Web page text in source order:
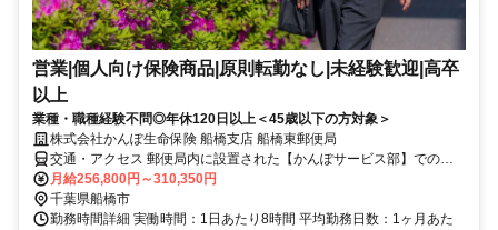
営業|個人向け保険商品|原則転勤なし|未経験歓迎|高卒
以上
業種・職種経験不問◎年休120日以上＜45歳以下の方対象＞
株式会社かんぽ生命保険 船橋支店 船橋東郵便局
交通・アクセス 郵便局内に設置された【かんぽサービス部】での勤
務となります
月給256,800円～310,350円
千葉県船橋市
勤務時間詳細 実働時間：1日あたり8時間 平均勤務日数：1ヶ月あた